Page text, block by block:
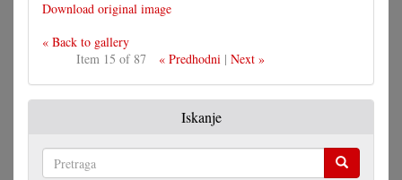
Download original image
« Back to gallery
Item 15 of 87
« Predhodni| Next »
Iskanje